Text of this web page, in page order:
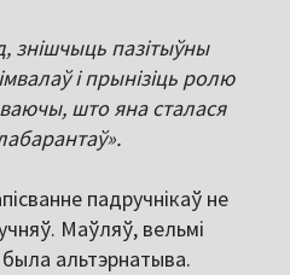
знішчыць пазітыўны
і прынізіць ролю
што яна сталася
падручнікаў не
Маўляў, вельмі
альтэрнатыва.